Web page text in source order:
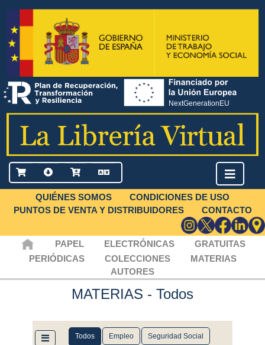
QUIÉNES SOMOS
CONDICIONES DE USO
PUNTOS DE VENTA Y DISTRIBUIDORES
CONTACTO
PAPEL ELECTRÓNICAS
GRATUITAS
PERIÓDICAS
COLECCIONES
MATERIAS
AUTORES
MATERIAS - Todos
Todos Empleo Seguridad Social